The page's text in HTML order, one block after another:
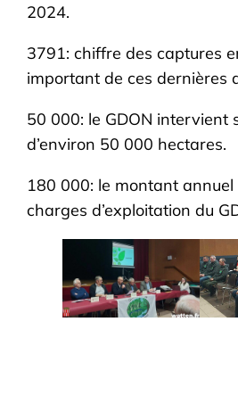
2024.
3791: chiffre des captures
important de ces dernières
50 000: le GDON intervient
d’environ 50 000 hectares.
180 000: le montant annuel
charges d’exploitation du